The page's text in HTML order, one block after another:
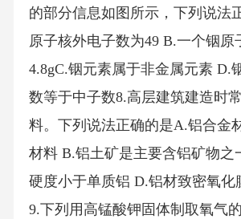
的部分信息如图所示，下列说法
原子核外电子数为49 B.一个铟原
4.8gC.铟元素属于非金属元素 D.
数等于中子数8.高层建筑建造时
料。下列说法正确的是A.铝合金
材料 B.铝土矿是主要含铝矿物之
硬度小于单质铝 D.铝材致密氧化
9.下列用高锰酸钾固体制取氧气